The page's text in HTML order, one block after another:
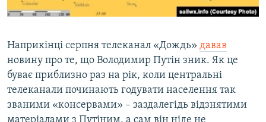
Наприкінці серпня телеканал «Дождь» давав
новину про те, що Володимир Путін зник. Як це
буває приблизно раз на рік, коли центральні
телеканали починають годувати населення так
званими «консервами» – заздалегідь відзнятими
матеріалами з Путіним, а сам він ніде не